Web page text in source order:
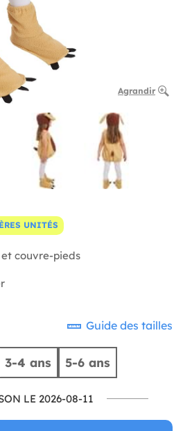
Agrandir
UNITÉS
couvre-pieds
Guide des tailles
3-4 ans 5-6 ans
LE 2026-08-11